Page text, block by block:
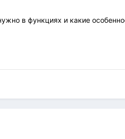
в функциях и какие